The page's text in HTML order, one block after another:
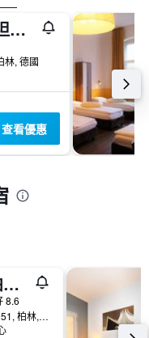
柏林波茨坦廣場宜必思酒店
林, 德國
查看優惠
瑪麗蒂姆柏林普洛艾特酒店
8.6
Friedrichstrasse 151, 柏林, 德國